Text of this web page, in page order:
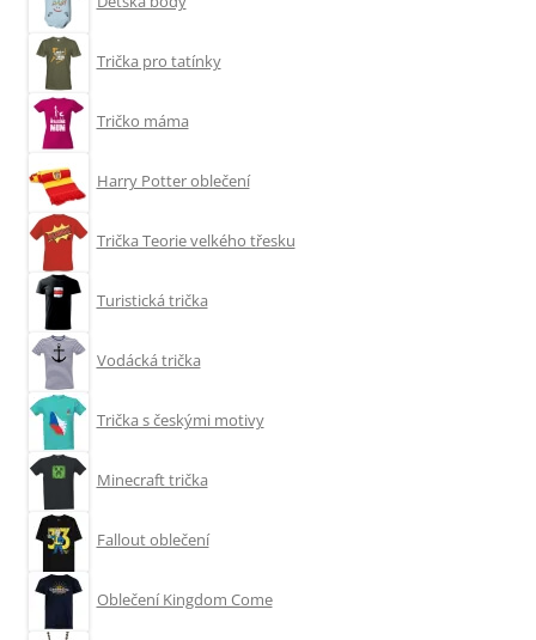
Trička pro tatínky
Tričko máma
Harry Potter oblečení
Trička Teorie velkého třesku
Turistická trička
Vodácká trička
Trička s českými motivy
Minecraft trička
Fallout oblečení
Oblečení Kingdom Come